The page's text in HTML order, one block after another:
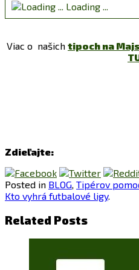
Loading ...
Viac o našich tipoch na
Zdieľajte:
Posted in BLOG, Tipérov
Kto vyhrá futbalové ligy.
Related Posts